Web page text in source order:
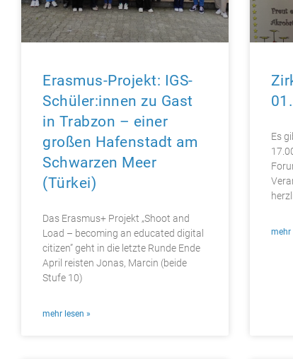
Erasmus-Projekt: IGS-
Schüler:innen zu Gast
in Trabzon – einer
großen Hafenstadt am
Schwarzen Meer
(Türkei)
Das Erasmus+ Projekt „Shoot and
Load – becoming an educated digital
citizen” geht in die letzte Runde Ende
April reisten Jonas, Marcin (beide
Stufe 10)
mehr lesen »
Es
mehr